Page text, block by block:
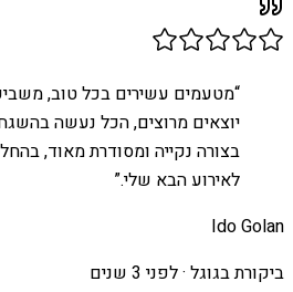
“מטעמים עשירים בכל טוב,
יוצאים מרוצים, הכל נעשה
בצורה נקייה ומסודרת מאוד,
לאירוע הבא שלי.”
Ido Golan
ביקורת בגוגל ·לפני 3 שנים